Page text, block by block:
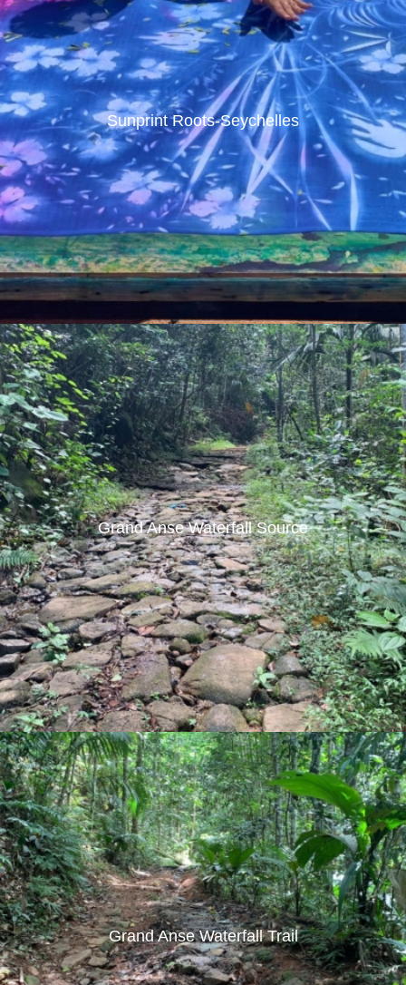
Sunprint Roots-Seychelles
Grand Anse Waterfall Source
Grand Anse Waterfall Trail